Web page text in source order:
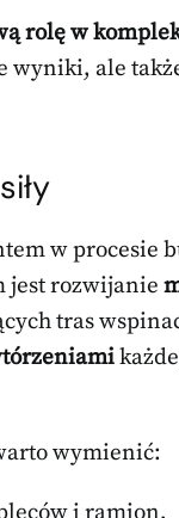
rolę w
ale
w procesie
jest rozwijanie
tras
wymienić:
i ramion,